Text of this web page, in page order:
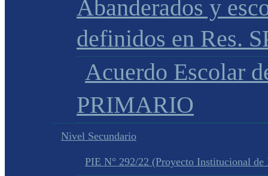
Abanderados y
definidos en Res.
Acuerdo Escolar
PRIMARIO
Nivel Secundario
PIE N° 292/22 (Proyecto Institucional de